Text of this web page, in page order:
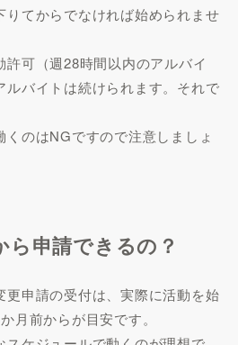
りてからでなければ始められませ
可（週28時間以内のアルバイ
ルバイトは続けられます。それで
のはNGですので注意しましょ
ら申請できるの？
申請の受付は、実際に活動を始
月前からが目安です。